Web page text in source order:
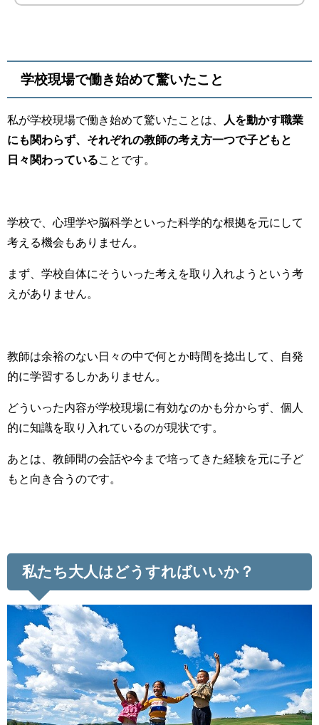
学校現場で働き始めて驚いたこと
私が学校現場で働き始めて驚いたことは、
人を動かす職業
にも関わらず、それぞれの教師の考え方一つで子どもと
日々関わっている ことです。
学校で、心理学や脳科学といった科学的な根拠を元にして
考える機会もありません。
まず、学校自体にそういった考えを取り入れようという考
えがありません。
教師は余裕のない日々の中で何とか時間を捻出して、自発
的に学習するしかありません。
どういった内容が学校現場に有効なのかも分からず、個人
的に知識を取り入れているのが現状です。
あとは、教師間の会話や今まで培ってきた経験を元に子ど
もと向き合うのです。
私たち大人はどうすればいいか？